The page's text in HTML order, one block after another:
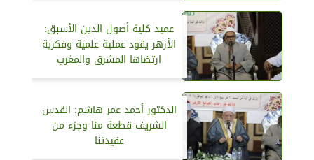
عميد كلية أصول الدين الأسبق:
الأزهر يقود عملية علمية وفكرية
ارتضاها المشرق والمغرب
الدكتور أحمد عمر هاشم: القدس
الشريف قطعة منا وجزء من
عقيدتنا